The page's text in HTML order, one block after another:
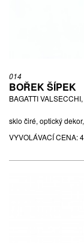
014
BOŘEK ŠÍPEK
BAGATTI
sklo čiré, optický
VYVOLÁVACÍ CENA: